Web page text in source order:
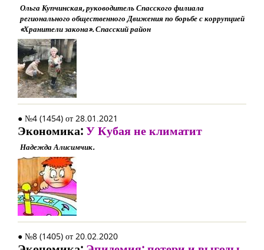
Ольга Купчинская, руководитель Спасского филиала
регионального общественного Движения по борьбе с коррупцией
«Хранители закона». Спасский район
● №4 (1454) от 28.01.2021
Экономика:У Кубая не климатит
Надежда Алисимчик.
● №8 (1405) от 20.02.2020